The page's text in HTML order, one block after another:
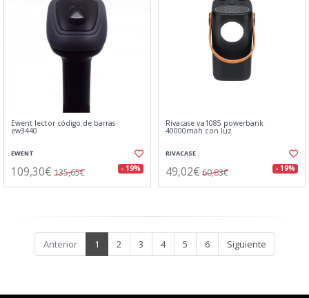
Ewent lector código de barras
ew3440
EWENT
109,30€ 135,65€ - 19%
Rivacase va1085 powerbank
40000mah con luz
RIVACASE
49,02€ 60,83€ - 19%
Anterior 1 2 3 4 5 6 Siguiente